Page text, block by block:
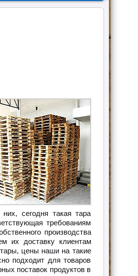
сегодня такая тара
требованиям
производства
их доставку клиентам
цены наши на такие
подходит для товаров
поставок продуктов в